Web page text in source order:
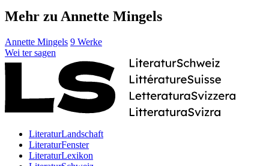
Mehr zu Annette Mingels
Annette Mingels 9 Werke
Wei ter sagen
LiteraturLandschaft
LiteraturFenster
LiteraturLexikon